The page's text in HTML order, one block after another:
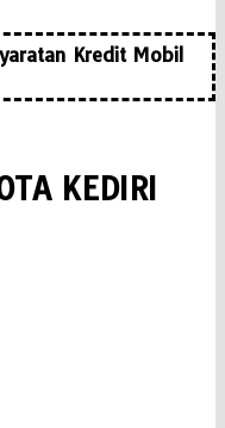
Kredit Mobil
KEDIRI